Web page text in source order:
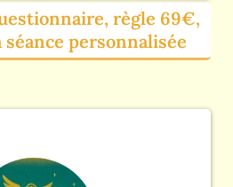
règle 69€,
personnalisée